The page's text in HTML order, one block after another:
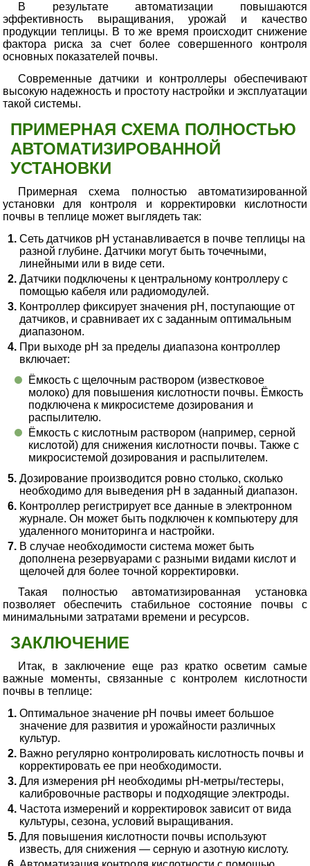
В результате автоматизации повышаются
эффективность выращивания, урожай и качество
продукции теплицы. В то же время происходит снижение
фактора риска за счет более совершенного контроля
основных показателей почвы.
Современные датчики и контроллеры обеспечивают
высокую надежность и простоту настройки и эксплуатации
такой системы.
ПРИМЕРНАЯ СХЕМА ПОЛНОСТЬЮ
АВТОМАТИЗИРОВАННОЙ
УСТАНОВКИ
Примерная схема полностью автоматизированной
установки для контроля и корректировки кислотности
почвы в теплице может выглядеть так:
Сеть датчиков pH устанавливается в почве теплицы на
разной глубине. Датчики могут быть точечными,
линейными или в виде сети.
Датчики подключены к центральному контроллеру с
помощью кабеля или радиомодулей.
Контроллер фиксирует значения pH, поступающие от
датчиков, и сравнивает их с заданным оптимальным
диапазоном.
При выходе pH за пределы диапазона контроллер
включает:
Ёмкость с щелочным раствором (известковое
молоко) для повышения кислотности почвы. Ёмкость
подключена к микросистеме дозирования и
распылителю.
Ёмкость с кислотным раствором (например, серной
кислотой) для снижения кислотности почвы. Также с
микросистемой дозирования и распылителем.
Дозирование производится ровно столько, сколько
необходимо для выведения pH в заданный диапазон.
Контроллер регистрирует все данные в электронном
журнале. Он может быть подключен к компьютеру для
удаленного мониторинга и настройки.
В случае необходимости система может быть
дополнена резервуарами с разными видами кислот и
щелочей для более точной корректировки.
Такая полностью автоматизированная установка
позволяет обеспечить стабильное состояние почвы с
минимальными затратами времени и ресурсов.
ЗАКЛЮЧЕНИЕ
Итак, в заключение еще раз кратко осветим самые
важные моменты, связанные с контролем кислотности
почвы в теплице:
Оптимальное значение pH почвы имеет большое
значение для развития и урожайности различных
культур.
Важно регулярно контролировать кислотность почвы и
корректировать ее при необходимости.
Для измерения pH необходимы pH-метры/тестеры,
калибровочные растворы и подходящие электроды.
Частота измерений и корректировок зависит от вида
культуры, сезона, условий выращивания.
Для повышения кислотности почвы используют
известь, для снижения — серную и азотную кислоту.